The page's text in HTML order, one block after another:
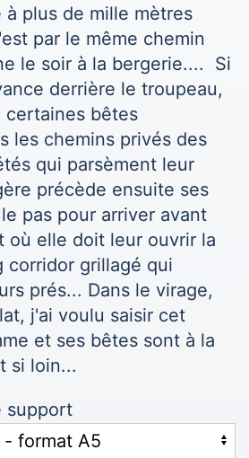
à plus de mille mètres
par le même chemin
le soir à la bergerie.... Si
derrière le troupeau,
bêtes
les chemins privés des
qui parsèment leur
précède ensuite ses
pas pour arriver avant
où elle doit leur ouvrir la
corridor grillagé qui
prés... Dans le virage,
j'ai voulu saisir cet
et ses bêtes sont à la
si loin...
support